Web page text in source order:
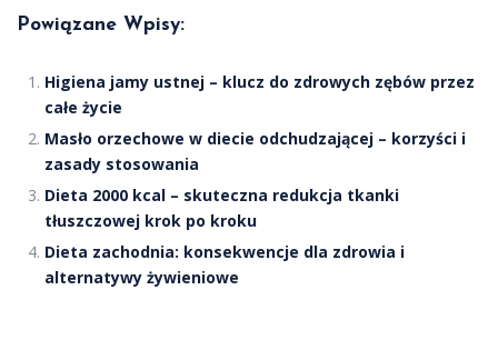
Powiązane Wpisy:
Higiena jamy ustnej – klucz do zdrowych zębów przez
całe życie
Masło orzechowe w diecie odchudzającej – korzyści i
zasady stosowania
Dieta 2000 kcal – skuteczna redukcja tkanki
tłuszczowej krok po kroku
Dieta zachodnia: konsekwencje dla zdrowia i
alternatywy żywieniowe